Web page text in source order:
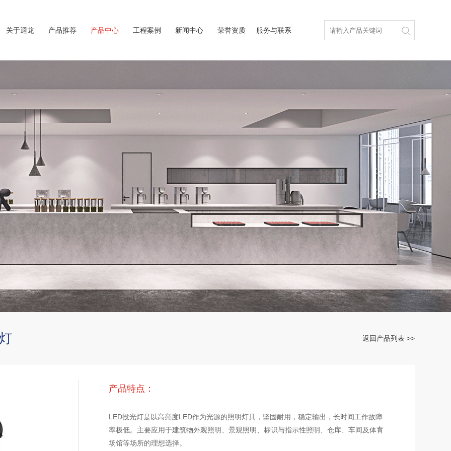
关于迴龙 产品推荐 产品中心 工程案例 新闻中心 荣誉资质 服务与联系
返回产品列表 >>
产品特点：
LED投光灯是以高亮度LED作为光源的照明灯具，坚固耐用，稳定输出，长时间工作故障
率极低。主要应用于建筑物外观照明、景观照明、标识与指示性照明、仓库、车间及体育
场馆等场所的理想选择。